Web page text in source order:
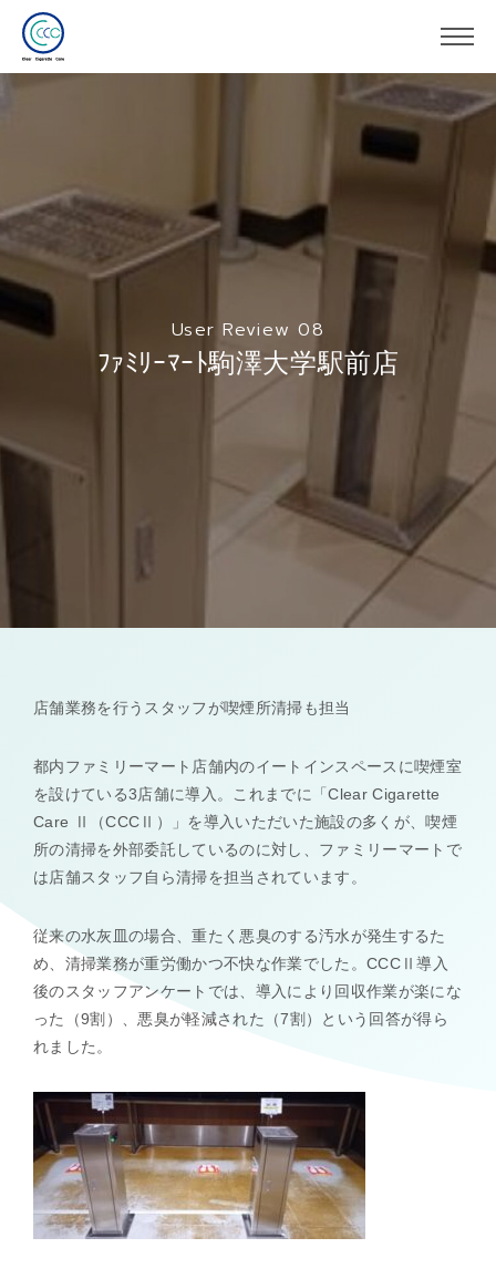
User Review 08
ﾌｧﾐﾘｰﾏｰﾄ駒澤大学駅前店
店舗業務を行うスタッフが喫煙所清掃も担当
都内ファミリーマート店舗内のイートインスペースに喫煙室
を設けている3店舗に導入。これまでに「Clear Cigarette
Care Ⅱ（CCCⅡ）」を導入いただいた施設の多くが、喫煙
所の清掃を外部委託しているのに対し、ファミリーマートで
は店舗スタッフ自ら清掃を担当されています。
従来の水灰皿の場合、重たく悪臭のする汚水が発生するた
め、清掃業務が重労働かつ不快な作業でした。CCCⅡ導入
後のスタッフアンケートでは、導入により回収作業が楽にな
った（9割）、悪臭が軽減された（7割）という回答が得ら
れました。